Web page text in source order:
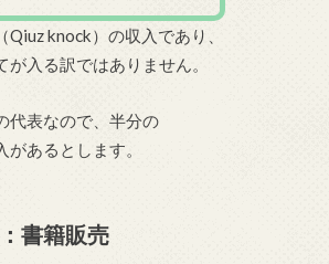
knock）の収入であり、
入る訳ではありません。
代表なので、半分の
があるとします。
書籍販売